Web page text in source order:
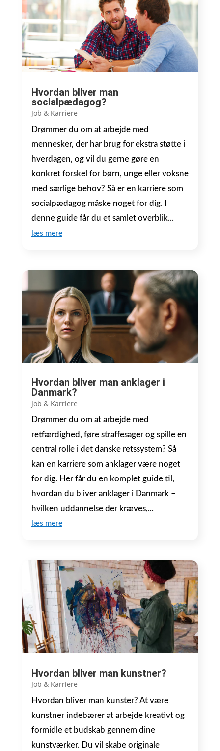
Hvordan bliver man
socialpædagog?
Job & Karriere
Drømmer du om at arbejde med
mennesker, der har brug for ekstra støtte i
hverdagen, og vil du gerne gøre en
konkret forskel for børn, unge eller voksne
med særlige behov? Så er en karriere som
socialpædagog måske noget for dig. I
denne guide får du et samlet overblik...
læs mere
Hvordan bliver man anklager i
Danmark?
Job & Karriere
Drømmer du om at arbejde med
retfærdighed, føre straffesager og spille en
central rolle i det danske retssystem? Så
kan en karriere som anklager være noget
for dig. Her får du en komplet guide til,
hvordan du bliver anklager i Danmark –
hvilken uddannelse der kræves,...
læs mere
Hvordan bliver man kunstner?
Job & Karriere
Hvordan bliver man kunster? At være
kunstner indebærer at arbejde kreativt og
formidle et budskab gennem dine
kunstværker. Du vil skabe originale